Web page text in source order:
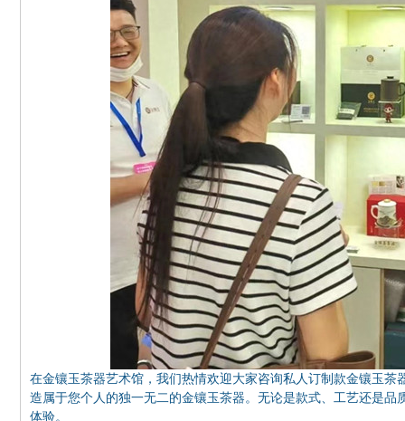
在金镶玉茶器艺术馆，我们热情欢迎大家咨询私人订制款金镶玉
造属于您个人的独一无二的金镶玉茶器。无论是款式、工艺还是
体验。